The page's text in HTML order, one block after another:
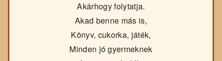
Akárhogy folytatja.
Akad benne más is,
Könyv, cukorka, játék,
Minden jó gyermeknek